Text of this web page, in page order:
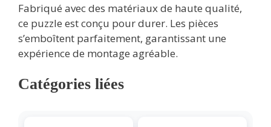
Fabriqué avec des matériaux de haute qualité,
ce puzzle est conçu pour durer. Les pièces
s’emboîtent parfaitement, garantissant une
expérience de montage agréable.
Catégories liées